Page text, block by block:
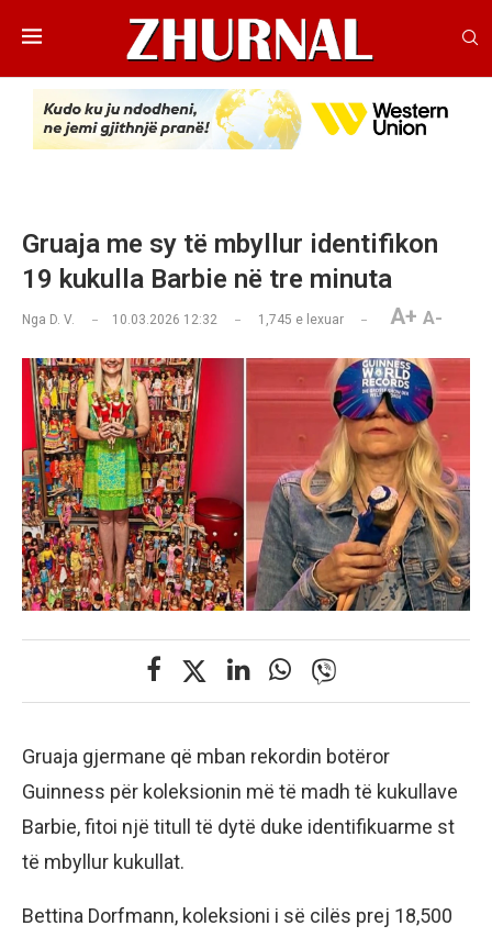
Gruaja me sy të mbyllur identifikon
19 kukulla Barbie në tre minuta
Nga D. V. 10.03.2026 12:32 1,745 e lexuar A+ A-
Gruaja gjermane që mban rekordin botëror
Guinness për koleksionin më të madh të kukullave
Barbie, fitoi një titull të dytë duke identifikuarme st
të mbyllur kukullat.
Bettina Dorfmann, koleksioni i së cilës prej 18,500